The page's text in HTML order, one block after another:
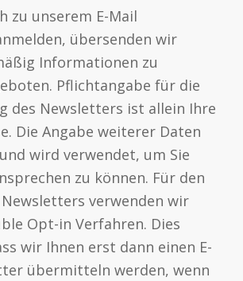
zu unserem E-Mail
übersenden wir
Informationen zu
Pflichtangabe für die
des Newsletters ist allein Ihre
Die Angabe weiterer Daten
wird verwendet, um Sie
zu können. Für den
verwenden wir
Opt-in Verfahren. Dies
wir Ihnen erst dann einen E-
übermitteln werden, wenn